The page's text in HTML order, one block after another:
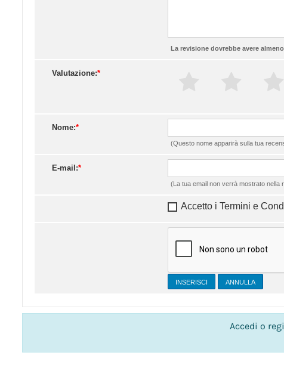
La revisione dovrebbe avere
Valutazione:*
Nome:*
(Questo nome apparirà sulla tua
E-mail:*
(La tua email non verrà mostrato nella
Accetto i Termini e
INSERISCI
Accedi o